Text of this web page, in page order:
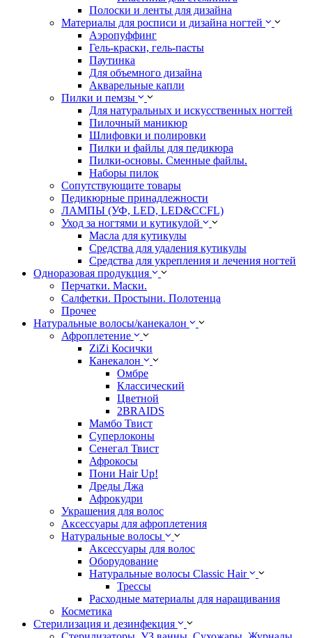
Полоски и ленты для дизайна
Материалы для росписи и дизайна ногтей
Аэропуффинг
Гель-краски, гель-пасты
Паутинка
Для объемного дизайна
Акварельные капли
Пилки и пемзы
Для натуральных и искусственных ногтей
Пилочный маникюр
Шлифовки и полировки
Пилки и файлы для педикюра
Пилки-основы. Сменные файлы.
Наборы пилок
Сопутствующите товары
Педикюрные принадлежности
ЛАМПЫ (УФ, LED, LED&CCFL)
Уход за ногтями и кутикулой
Масла для кутикулы
Средства для удаления кутикулы
Средства для укрепления и лечения ногтей
Одноразовая продукция
Перчатки. Маски.
Салфетки. Простыни. Полотенца
Прочее
Натуральные волосы/канекалон
Афроплетение
ZiZi Косички
Канекалон
Омбре
Классический
Цветной
2BRAIDS
Мамбо Твист
Суперлоконы
Сенегал Твист
Афрокосы
Пони Hair Up!
Дреды Джа
Афрокудри
Украшения для волос
Аксессуары для афроплетения
Натуральные волосы
Аксессуары для волос
Оборудование
Натуральные волосы Classic Hair
Трессы
Расходные материалы для наращивания
Косметика
Стерилизация и дезинфекция